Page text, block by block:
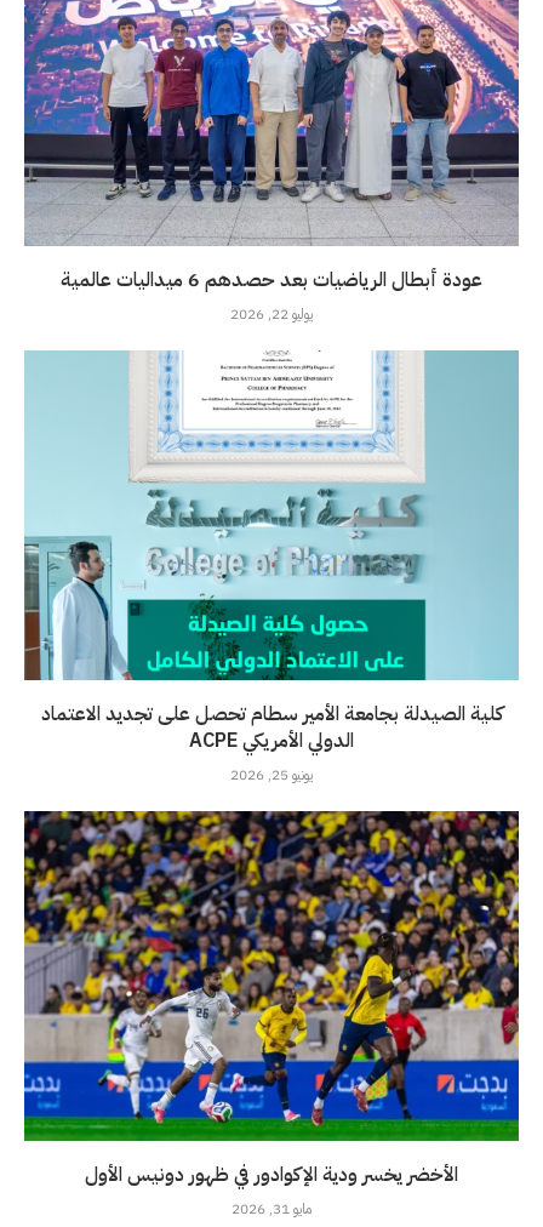
عودة أبطال الرياضيات بعد حصدهم 6 ميداليات عالمية
يوليو 22, 2026
كلية الصيدلة بجامعة الأمير سطام تحصل على تجديد الاعتماد
الدولي الأمريكي ACPE
يونيو 25, 2026
الأخضر يخسر ودية الإكوادور في ظهور دونيس الأول
مايو 31, 2026